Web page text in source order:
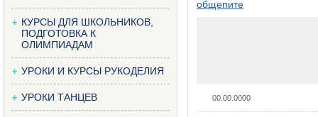
КУРСЫ ДЛЯ ШКОЛЬНИКОВ,
ПОДГОТОВКА К
ОЛИМПИАДАМ
УРОКИ И КУРСЫ РУКОДЕЛИЯ
УРОКИ ТАНЦЕВ
общепите
00.00.0000